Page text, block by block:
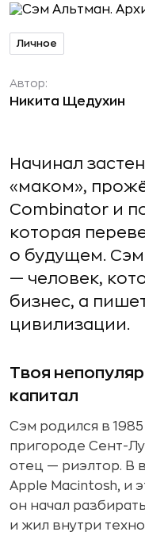
Личное
Автор:
Никита Щедухин
Начинал
«маком»,
Combinator и
которая
о будущем.
— человек,
бизнес, а
цивилизации.
Твоя
капитал
Сэм родился в
пригороде Сент-
отец — риэлтор. В
Apple Macintosh, и
он начал
и жил внутри